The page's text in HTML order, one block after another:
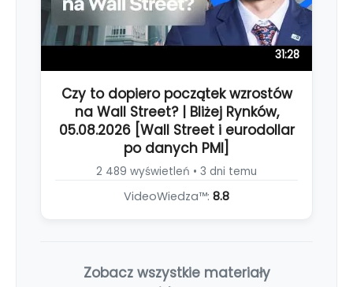
31:28
Czy to dopiero początek wzrostów
na Wall Street? | Bliżej Rynków,
05.08.2026 [Wall Street i eurodollar
po danych PMI]
2 489 wyświetleń • 3 dni temu
VideoWiedza™: 8.8
Zobacz wszystkie materiały